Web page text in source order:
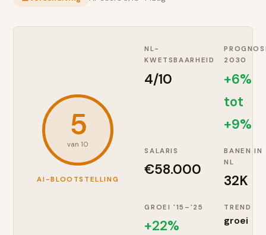
5
van 10
AI-BLOOTSTELLING
NL-
KWETSBAARHEID
4/10
2030
+6%
tot
+9%
SALARIS
€58.000
BANEN IN
NL
32K
GROEI '15–'25
+22%
TREND
groei